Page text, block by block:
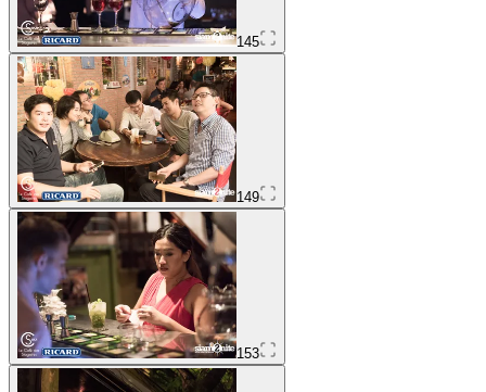
145
149
153